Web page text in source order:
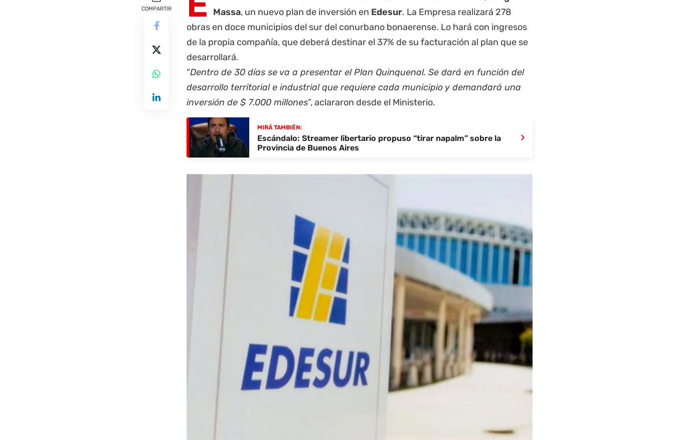
COMPARTIR
Massa, un nuevo plan de inversión en Edesur. La Empresa realizará 278
obras en doce municipios del sur del conurbano bonaerense. Lo hará con ingresos
de la propia compañía, que deberá destinar el 37% de su facturación al plan que se
desarrollará.
“Dentro de 30 días se va a presentar el Plan Quinquenal. Se dará en función del
desarrollo territorial e industrial que requiere cada municipio y demandará una
inversión de $ 7.000 millones”, aclararon desde el Ministerio.
MIRÁ TAMBIÉN:
Escándalo: Streamer libertario propuso “tirar napalm” sobre la
Provincia de Buenos Aires
›